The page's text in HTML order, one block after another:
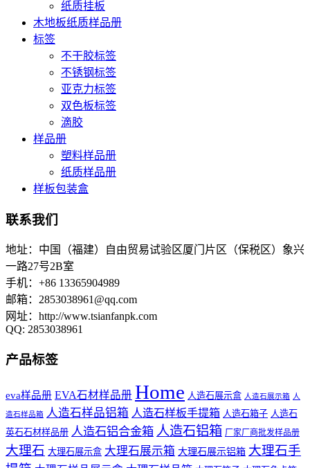
纸质挂板
木地板纸质样品册
标签
不干胶标签
不锈钢标签
亚克力标签
双色板标签
滴胶
样品册
塑料样品册
纸质样品册
样板包装盒
联系我们
地址：中国（福建）自由贸易试验区厦门片区（保税区）象兴
一路27号2B室
手机：+86 13365904989
邮箱： 2853038961@qq.com
网址：http://www.tsianfanpk.com
QQ: 2853038961
产品标签
eva样品册 EVA石材样品册 Home 人造石展示盒 人造石展示箱 人
造石样品箱 人造石样品铝箱 人造石样板手提箱 人造石箱子 人造石
英石石材样品册 人造石铝合金箱 人造石铝箱 厂家厂商批发样品册
大理石 大理石展示盒 大理石展示箱 大理石展示铝箱 大理石手